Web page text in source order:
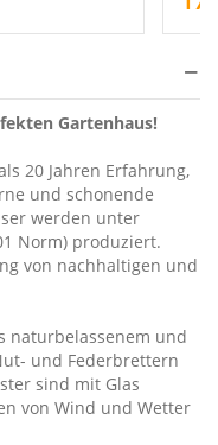
Gartenhaus!
20 Jahren Erfahrung,
und schonende
werden unter
Norm) produziert.
von nachhaltigen und
naturbelassenem und
und Federbrettern
sind mit Glas
von Wind und Wetter